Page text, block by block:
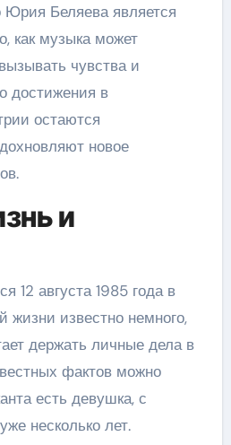
Юрия Беляева является
как музыка может
чувства и
достижения в
остаются
новое
и
12 августа 1985 года в
жизни известно немного,
держать личные дела в
фактов можно
есть девушка, с
несколько лет.